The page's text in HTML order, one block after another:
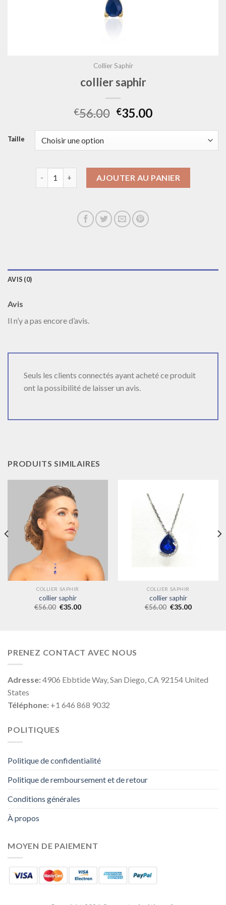
Collier Saphir
collier saphir
€56.00 €35.00
Taille
AJOUTER AU PANIER
AVIS (0)
Avis
Il n’y a pas encore d’avis.
Seuls les clients connectés ayant acheté ce produit
ont la possibilité de laisser un avis.
PRODUITS SIMILAIRES
COLLIER SAPHIR
collier saphir
€56.00 €35.00
COLLIER SAPHIR
collier saphir
€56.00 €35.00
PRENEZ CONTACT AVEC NOUS
Adresse:4906 Ebbtide Way, San Diego, CA 92154 United
States
Téléphone: +1 646 868 9032
POLITIQUES
Politique de confidentialité
Politique de remboursement et de retour
Conditions générales
À propos
MOYEN DE PAIEMENT